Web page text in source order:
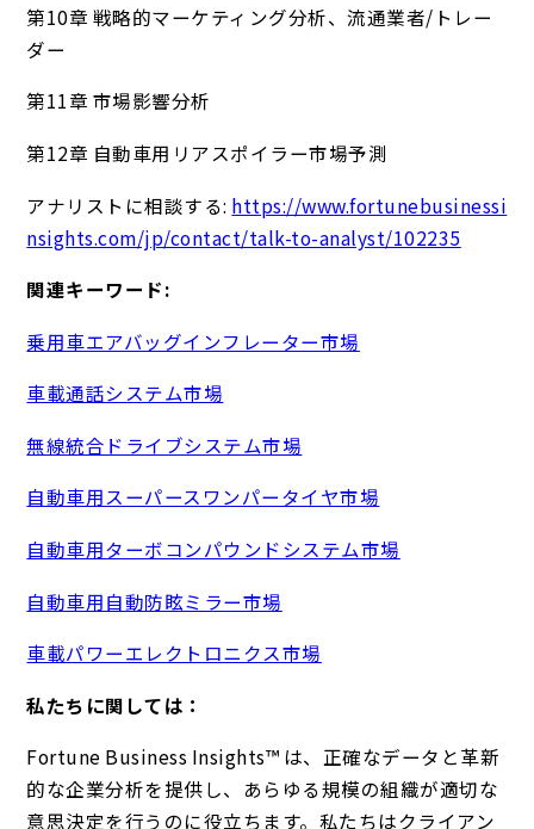
第10章 戦略的マーケティング分析、流通業者/トレー
ダー
第11章 市場影響分析
第12章 自動車用リアスポイラー市場予測
アナリストに相談する: https://www.fortunebusinessi
nsights.com/jp/contact/talk-to-analyst/102235
関連キーワード:
乗用車エアバッグインフレーター市場
車載通話システム市場
無線統合ドライブシステム市場
自動車用スーパースワンパータイヤ市場
自動車用ターボコンパウンドシステム市場
自動車用自動防眩ミラー市場
車載パワーエレクトロニクス市場
私たちに関しては：
Fortune Business Insights™ は、正確なデータと革新
的な企業分析を提供し、あらゆる規模の組織が適切な
意思決定を行うのに役立ちます。私たちはクライアン